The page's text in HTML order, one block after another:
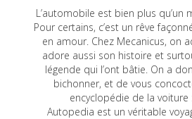
L’automobile est bien plus qu’un
Pour certains, c’est un rêve
en amour. Chez Mecanicus, on
adore aussi son histoire et
légende qui l’ont bâtie. On a
bichonner, et de vous
encyclopédie de la voiture
Autopedia est un véritable